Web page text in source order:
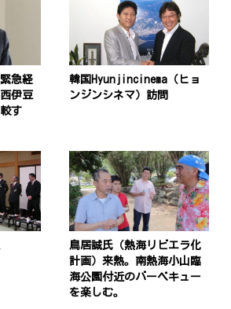
急経
伊豆
す
韓国Hyunjincinema（ヒョ
ンジンシネマ）訪問
鳥居誠氏（熱海リビエラ化
計画）来熱。南熱海小山臨
海公園付近のバーベキュー
を楽しむ。